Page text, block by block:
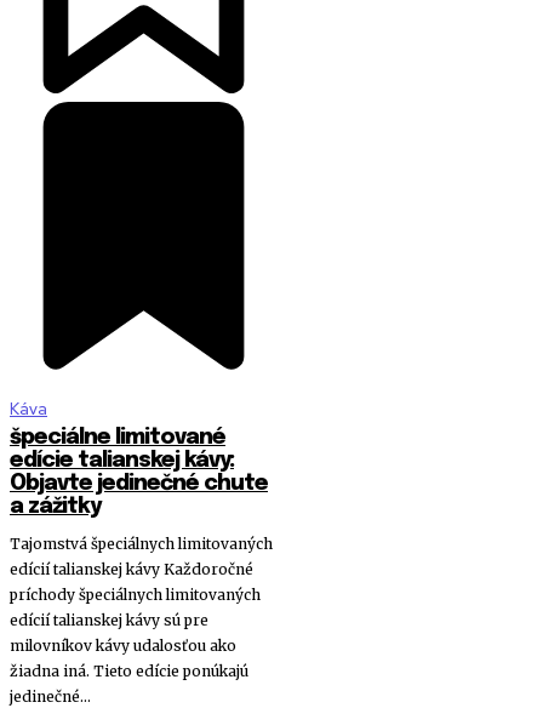
Káva
špeciálne limitované
edície talianskej kávy:
Objavte jedinečné chute
a zážitky
Tajomstvá špeciálnych limitovaných
edícií talianskej kávy Každoročné
príchody špeciálnych limitovaných
edícií talianskej kávy sú pre
milovníkov kávy udalosťou ako
žiadna iná. Tieto edície ponúkajú
jedinečné...